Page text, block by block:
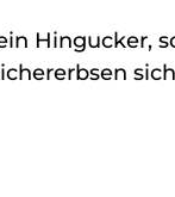
Hingucker,